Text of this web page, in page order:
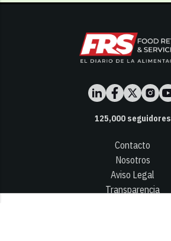
125,000seguidores
Contacto
Nosotros
Aviso Legal
Transparencia